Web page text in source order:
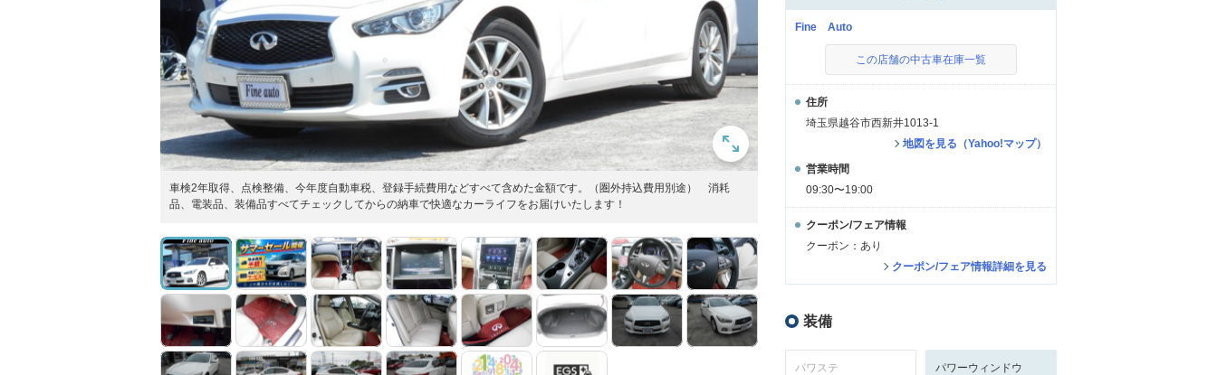
車検2年取得、点検整備、今年度自動車税、登録手続費用などすべて含めた金額です。（圏外持込費用別途） 消耗
品、電装品、装備品すべてチェックしてからの納車で快適なカーライフをお届けいたします！
Fine Auto
この店舗の中古車在庫一覧
住所
埼玉県越谷市西新井1013-1
地図を見る（Yahoo!マップ）
営業時間
09:30〜19:00
クーポン/フェア情報
クーポン：あり
クーポン/フェア情報詳細を見る
装備
パワステ パワーウィンドウ